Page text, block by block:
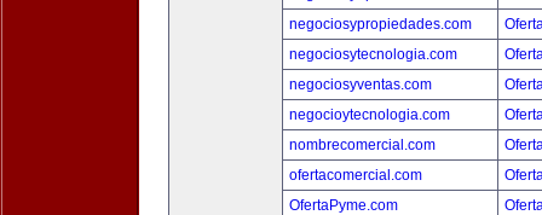
negociosypropiedades.com
negociosytecnologia.com
negociosyventas.com
negocioytecnologia.com
nombrecomercial.com
ofertacomercial.com
OfertaPyme.com